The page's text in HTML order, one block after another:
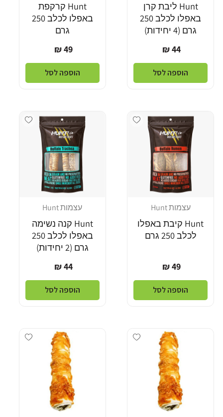
Hunt ליבת קרן
באפלו לכלב 250
גרם (4 יחידות)
מחיר
רגיל
44 ₪
הוספה לסל
Hunt קרקפת
באפלו לכלב 250
גרם
מחיר
רגיל
49 ₪
הוספה לסל
Add wishlist
מוֹכֵר:עצמות Hunt
Hunt קיבת באפלו
לכלב 250 גרם
מחיר
רגיל
49 ₪
הוספה לסל
Add wishlist
מוֹכֵר:עצמות Hunt
Hunt קנה נשימה
באפלו לכלב 250
גרם (2 יחידות)
מחיר
רגיל
44 ₪
הוספה לסל
Add wishlist
Add wishlist